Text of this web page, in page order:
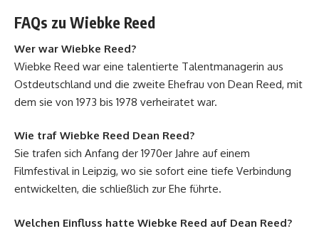
FAQs zu Wiebke Reed
Wer war Wiebke Reed?
Wiebke Reed war eine talentierte Talentmanagerin aus
Ostdeutschland und die zweite Ehefrau von Dean Reed, mit
dem sie von 1973 bis 1978 verheiratet war.
Wie traf Wiebke Reed Dean Reed?
Sie trafen sich Anfang der 1970er Jahre auf einem
Filmfestival in Leipzig, wo sie sofort eine tiefe Verbindung
entwickelten, die schließlich zur Ehe führte.
Welchen Einfluss hatte Wiebke Reed auf Dean Reed?